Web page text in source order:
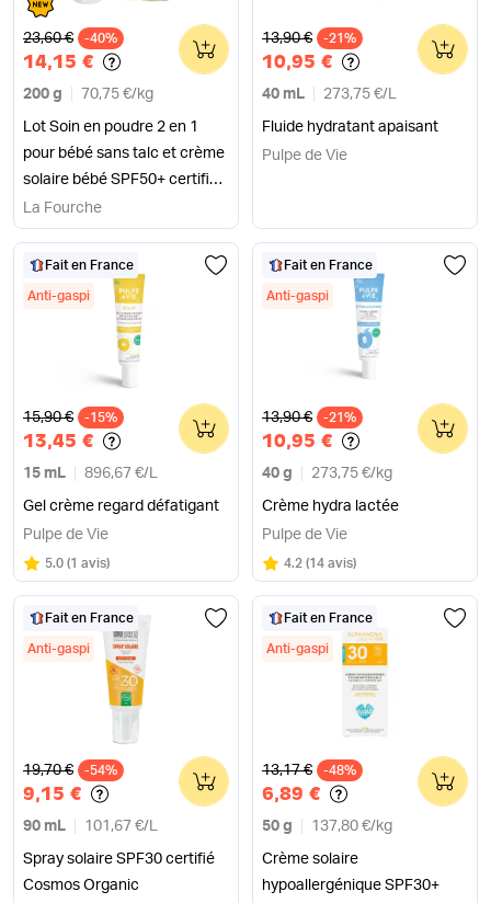
Ancien prix
23,60 € -40%
14,15 €
200 g 70,75 €/ kg
Lot Soin en poudre 2 en 1
pour bébé sans talc et crème
solaire bébé SPF50+ certifiée
bio
0
La Fourche
Ancien prix
13,90 € -21%
10,95 €
40 mL 273,75 €/ L
Fluide hydratant apaisant
0
Pulpe de Vie
Fait en France
Anti-gaspi
Ancien prix
15,90 € -15%
13,45 €
15 mL 896,67 €/ L
Gel crème regard défatigant
0
Pulpe de Vie
Note
5.0 sur 5
(1 avis)
Fait en France
Anti-gaspi
Ancien prix
13,90 € -21%
10,95 €
40 g 273,75 €/ kg
Crème hydra lactée
0
Pulpe de Vie
Note
4.2 sur 5
(14 avis)
Fait en France
Anti-gaspi
Ancien prix
19,70 € -54%
9,15 €
90 mL 101,67 €/ L
Spray solaire SPF30 certifié
Cosmos Organic
0
Fait en France
Anti-gaspi
Ancien prix
13,17 € -48%
6,89 €
50 g 137,80 €/ kg
Crème solaire
hypoallergénique SPF30+
0